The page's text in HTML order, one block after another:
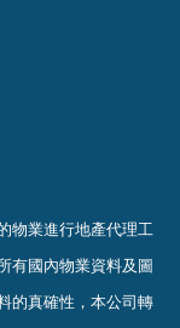
物業進行地產代理工
有國內物業資料及圖
的真確性 ， 本公司轉